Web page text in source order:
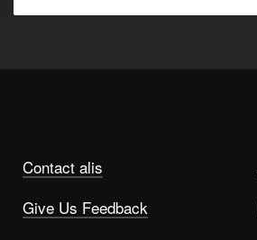
Contact alis
Give Us Feedback